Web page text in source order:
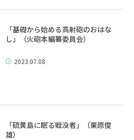
「基礎から始める高射砲のおはな
し」（火砲本編纂委員会）
2023.07.08
「硫黄島に眠る戦没者」（栗原俊
雄）